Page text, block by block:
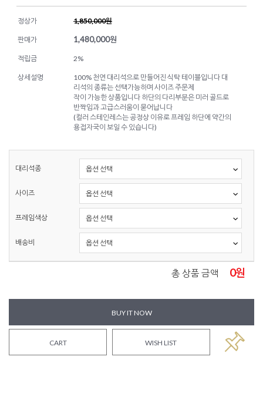
정상가 1,850,000원
판매가 1,480,000원
적립금 2%
상세설명
100% 천연 대리석으로 만들어진 식탁 테이블입니다 대
리석의 종류는 선택가능하며 사이즈 주문제
작이 가능한 상품입니다 하단의 다리부분은 미러 골드로
반짝임과 고급스러움이 묻어납니다
(컬러 스테인레스는 공정상 이유로 프레임 하단에 약간의
용접자국이 보일 수 있습니다)
대리석종
사이즈
프레임색상
배송비
총 상품 금액 0원
BUY IT NOW
CART WISH LIST